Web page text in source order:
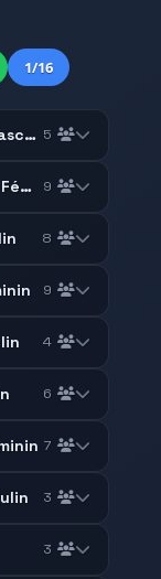
1/16
Bachata Solo Pré-Ados Masculin 5
Bachata Solo Amateur Féminin 9
8
9
4
6
7
3
3